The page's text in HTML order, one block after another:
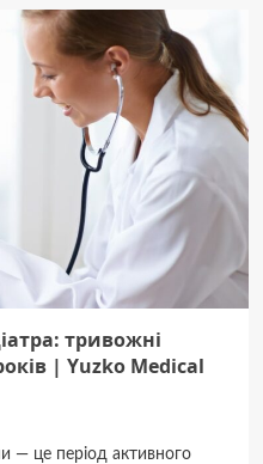
тривожні
| Yuzko Medical
— це період активного